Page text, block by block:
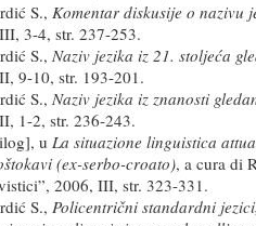
S., Komentar diskusije o nazivu
3-4, str. 237-253.
S., Naziv jezika iz 21. stoljeća
9-10, str. 193-201.
S., Naziv jezika iz znanosti
1-2, str. 236-243.
u La situazione linguistica
(ex-serbo-croato), a cura di
2006, III, str. 323-331.
S., Policentrični standardni